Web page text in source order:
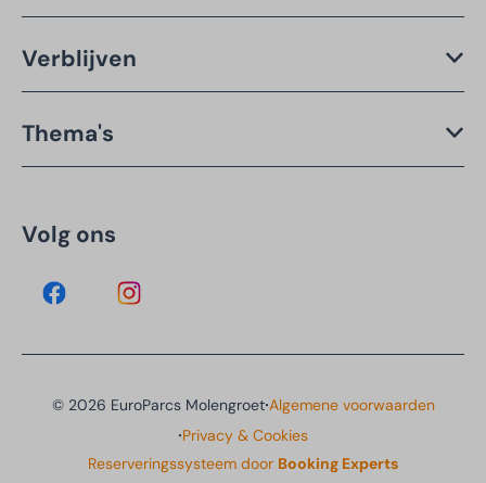
Verblijven
Thema's
Volg ons
© 2026 EuroParcs Molengroet·Algemene voorwaarden
·Privacy & Cookies
Reserveringssysteem door Booking Experts